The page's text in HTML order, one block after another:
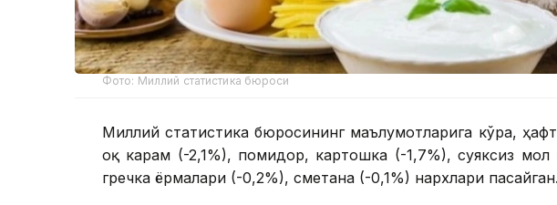
Фото: Миллий статистика бюроси
Миллий статистика бюросининг маълумотларига кўра,
оқ карам (-2,1%), помидор, картошка (-1,7%), суяксиз
гречка ёрмалари (-0,2%), сметана (-0,1%) нархлари пасайган.